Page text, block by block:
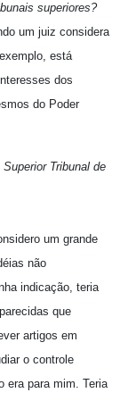
superiores?
um juiz considera
está
dos
do Poder
Tribunal de
um grande
não
indicação, teria
que
artigos em
o controle
era para mim. Teria